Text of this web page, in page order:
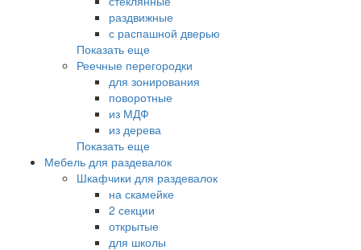
раздвижные
с распашной дверью
Показать еще
Реечные перегородки
для зонирования
поворотные
из МДФ
из дерева
Показать еще
Мебель для раздевалок
Шкафчики для раздевалок
на скамейке
2 секции
открытые
для школы